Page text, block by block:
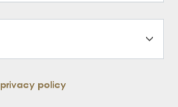
privacy policy